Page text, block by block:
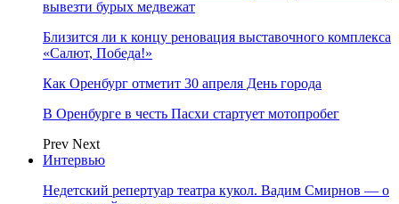
вывезти бурых медвежат
Близится ли к концу реновация выставочного комплекса
«Салют, Победа!»
Как Оренбург отметит 30 апреля День города
В Оренбурге в честь Пасхи стартует мотопробег
Prev Next
Интервью
Недетский репертуар театра кукол. Вадим Смирнов — о